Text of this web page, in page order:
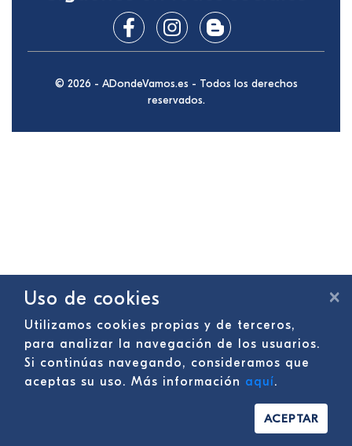
© 2026 - ADondeVamos.es - Todos los derechos
reservados.
×
Uso de cookies
Utilizamos cookies propias y de terceros,
para analizar la navegación de los usuarios.
Si continúas navegando, consideramos que
aceptas su uso. Más información aquí.
ACEPTAR